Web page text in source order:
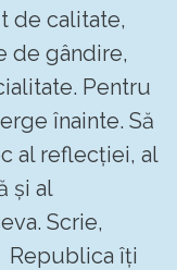
de calitate,
de gândire,
Pentru
înainte. Să
al reflecției, al
și al
Scrie,
îți